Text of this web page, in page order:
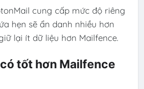
cung cấp mức độ riêng
hẹn sẽ ẩn danh nhiều hơn
lại ít dữ liệu hơn Mailfence.
tốt hơn Mailfence